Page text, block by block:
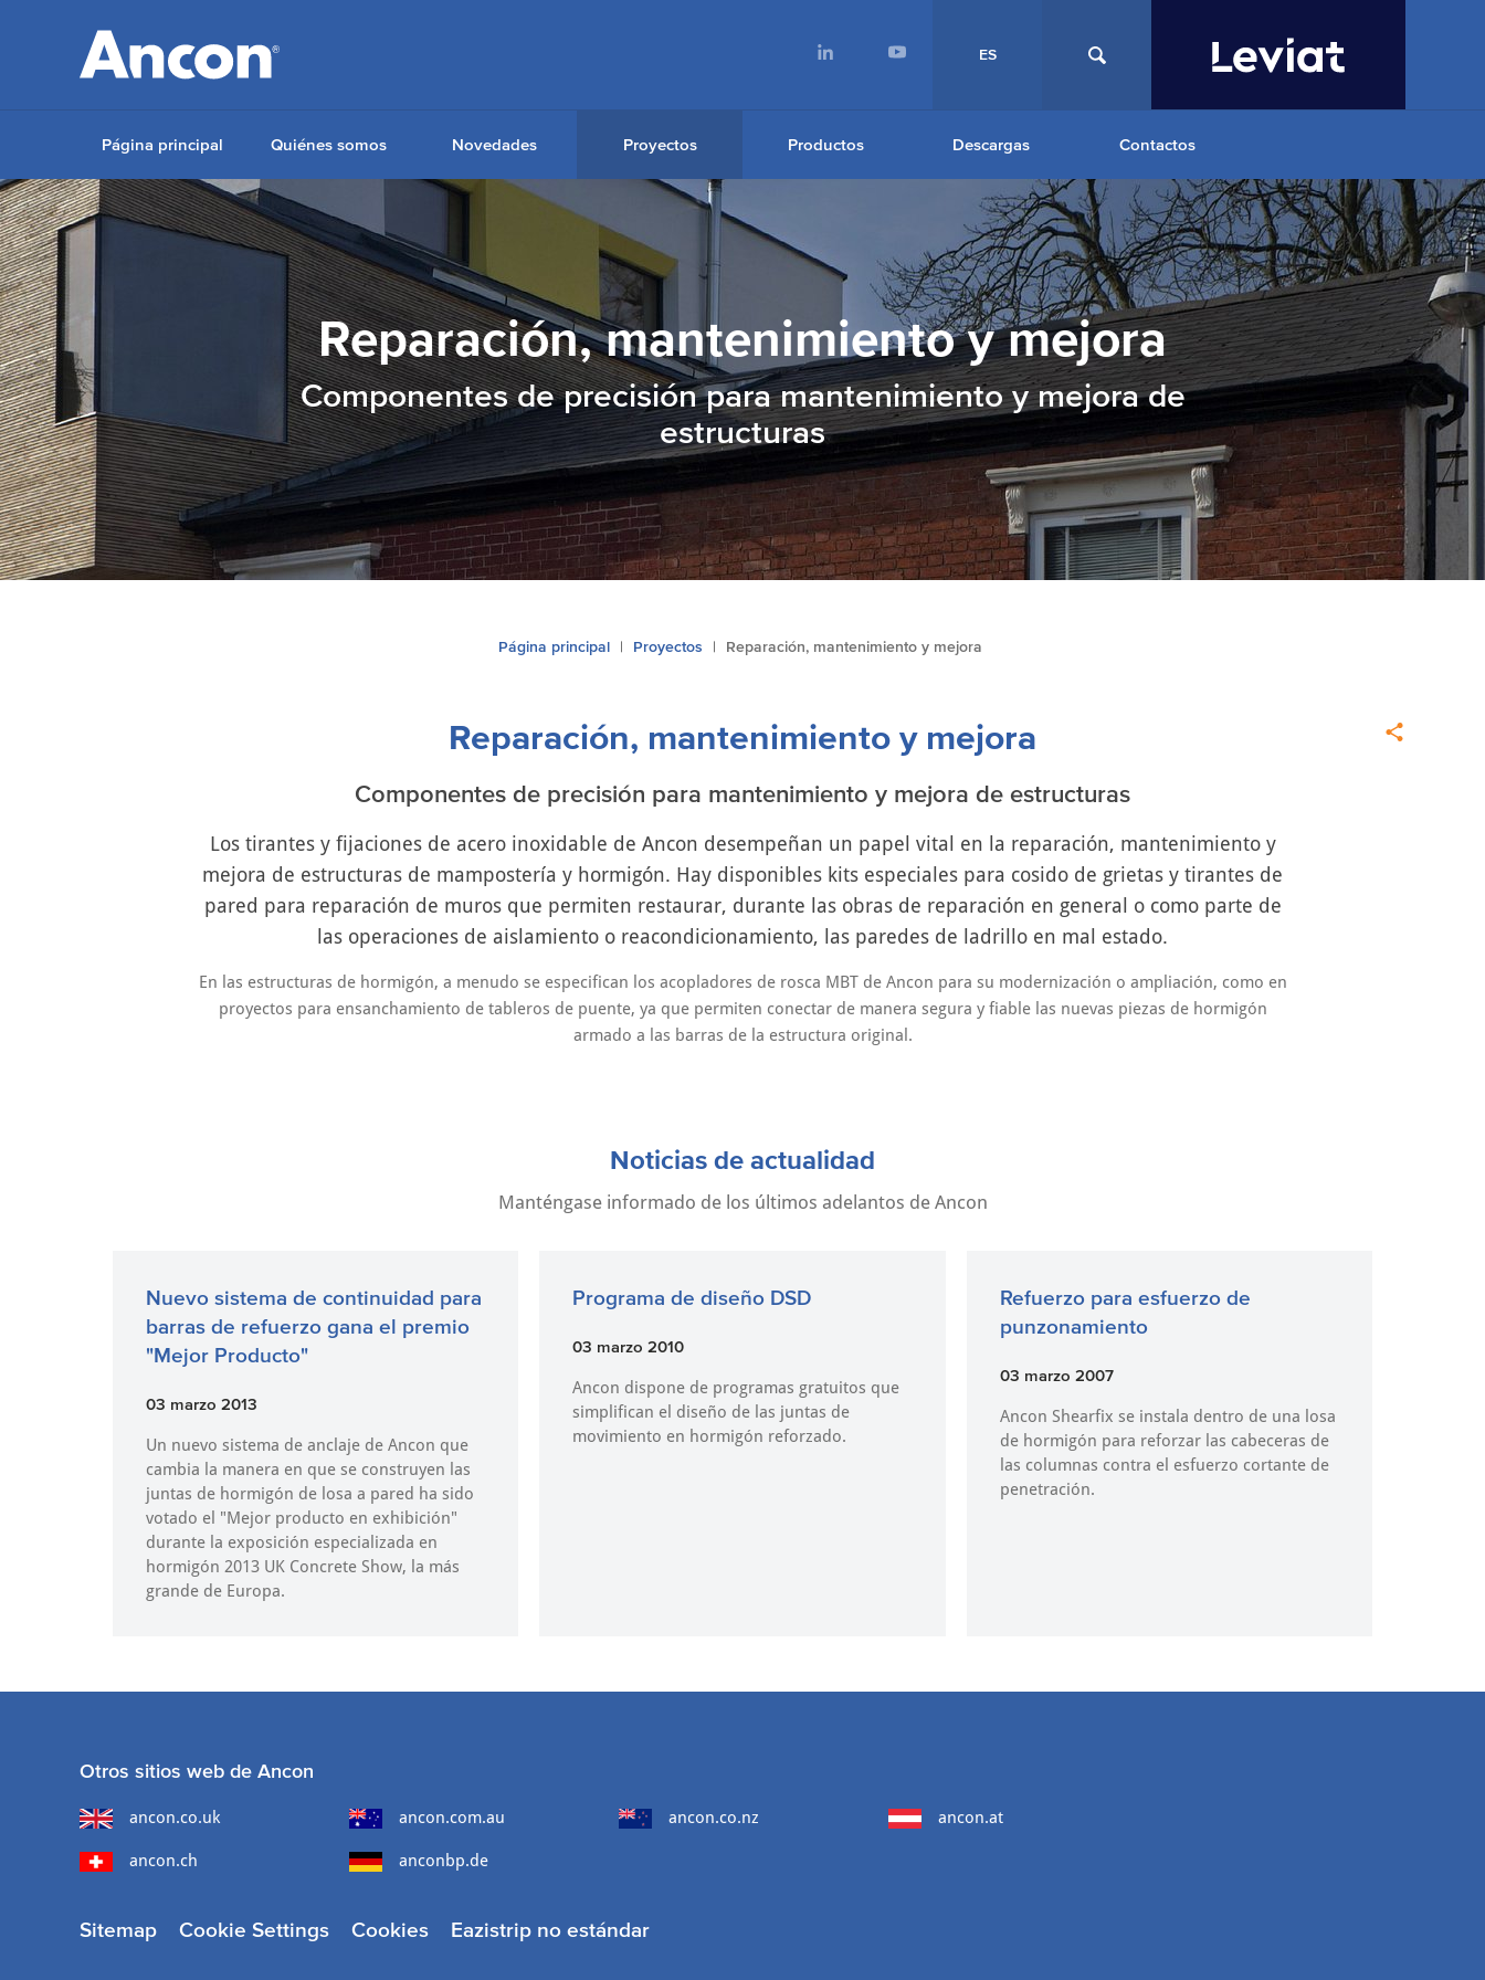
ES
Página principal Quiénes somos Novedades Proyectos Productos Descargas Contactos
Reparación, mantenimiento y mejora
Componentes de precisión para mantenimiento y mejora de
estructuras
Página principal Proyectos Reparación, mantenimiento y mejora
Reparación, mantenimiento y mejora
Componentes de precisión para mantenimiento y mejora de estructuras
Los tirantes y fijaciones de acero inoxidable de Ancon desempeñan un papel vital en la reparación, mantenimiento y
mejora de estructuras de mampostería y hormigón. Hay disponibles kits especiales para cosido de grietas y tirantes de
pared para reparación de muros que permiten restaurar, durante las obras de reparación en general o como parte de
las operaciones de aislamiento o reacondicionamiento, las paredes de ladrillo en mal estado.
En las estructuras de hormigón, a menudo se especifican los acopladores de rosca MBT de Ancon para su modernización o ampliación, como en
proyectos para ensanchamiento de tableros de puente, ya que permiten conectar de manera segura y fiable las nuevas piezas de hormigón
armado a las barras de la estructura original.
Noticias de actualidad
Manténgase informado de los últimos adelantos de Ancon
Nuevo sistema de continuidad para
barras de refuerzo gana el premio
"Mejor Producto"
03 marzo 2013
Un nuevo sistema de anclaje de Ancon que
cambia la manera en que se construyen las
juntas de hormigón de losa a pared ha sido
votado el "Mejor producto en exhibición"
durante la exposición especializada en
hormigón 2013 UK Concrete Show, la más
grande de Europa.
Programa de diseño DSD
03 marzo 2010
Ancon dispone de programas gratuitos que
simplifican el diseño de las juntas de
movimiento en hormigón reforzado.
Refuerzo para esfuerzo de
punzonamiento
03 marzo 2007
Ancon Shearfix se instala dentro de una losa
de hormigón para reforzar las cabeceras de
las columnas contra el esfuerzo cortante de
penetración.
Otros sitios web de Ancon
ancon.co.uk ancon.com.au ancon.co.nz ancon.at
ancon.ch anconbp.de
Sitemap Cookie Settings Cookies Eazistrip no estándar